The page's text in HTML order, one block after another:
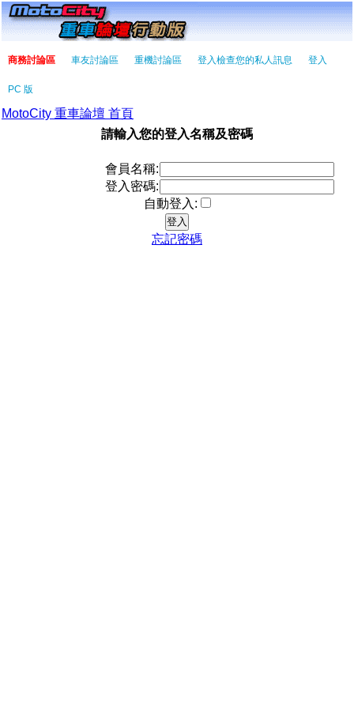
商務討論區 車友討論區 重機討論區 登入檢查您的私人訊息 登入
PC 版
MotoCity 重車論壇 首頁
請輸入您的登入名稱及密碼
會員名稱:
登入密碼:
自動登入:
忘記密碼